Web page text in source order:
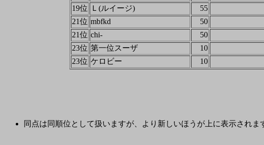
19位
Ｌ(ルイージ) 55
21位 mbfkd 50
21位 chi- 50
23位 第一位スーザ 10
23位 ケロビー 10
同点は同順位として扱いますが、より新しいほうが上に表示されま